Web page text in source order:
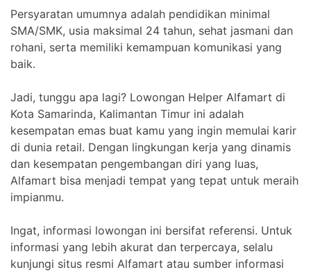
Persyaratan umumnya adalah pendidikan minimal
SMA/SMK, usia maksimal 24 tahun, sehat jasmani dan
rohani, serta memiliki kemampuan komunikasi yang
baik.
Jadi, tunggu apa lagi? Lowongan Helper Alfamart di
Kota Samarinda, Kalimantan Timur ini adalah
kesempatan emas buat kamu yang ingin memulai karir
di dunia retail. Dengan lingkungan kerja yang dinamis
dan kesempatan pengembangan diri yang luas,
Alfamart bisa menjadi tempat yang tepat untuk meraih
impianmu.
Ingat, informasi lowongan ini bersifat referensi. Untuk
informasi yang lebih akurat dan terpercaya, selalu
kunjungi situs resmi Alfamart atau sumber informasi